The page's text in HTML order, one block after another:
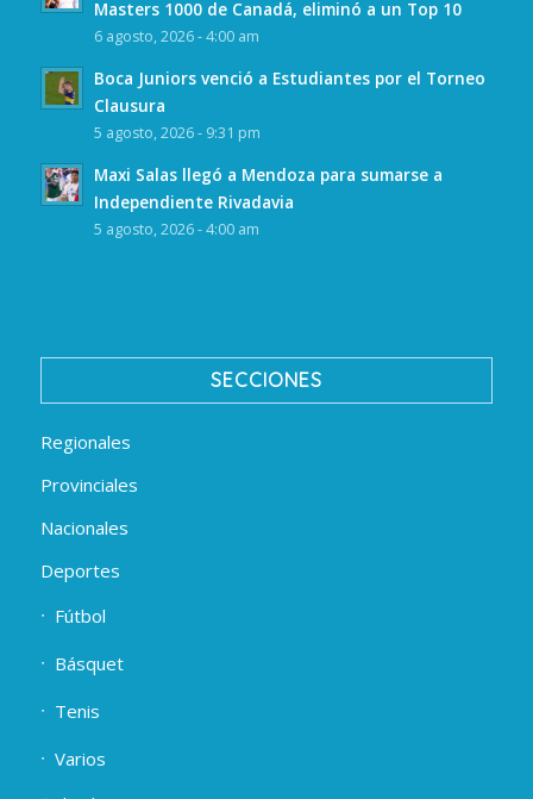
Masters 1000 de Canadá, eliminó a un Top 10
6 agosto, 2026 - 4:00 am
Boca Juniors venció a Estudiantes por el Torneo
Clausura
5 agosto, 2026 - 9:31 pm
Maxi Salas llegó a Mendoza para sumarse a
Independiente Rivadavia
5 agosto, 2026 - 4:00 am
SECCIONES
Regionales
Provinciales
Nacionales
Deportes
Fútbol
Básquet
Tenis
Varios